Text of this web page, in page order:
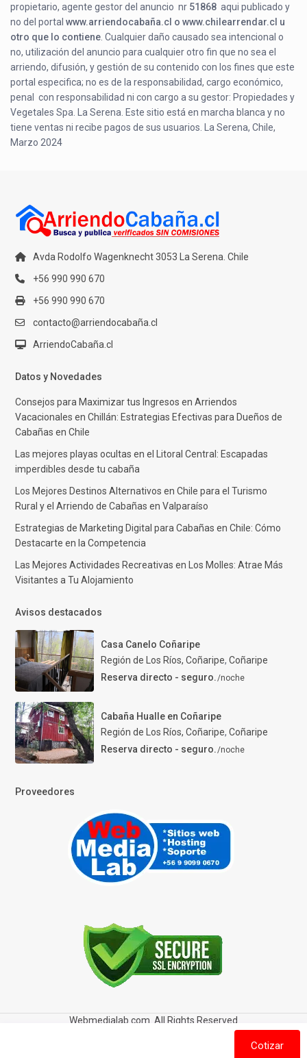
propietario, agente gestor del anuncio nr 51868 aqui publicado y
no del portalwww.arriendocabaña.cl o www.chilearrendar.cl u
otro que lo contiene . Cualquier daño causado sea intencional o
no, utilización del anuncio para cualquier otro fin que no sea el
arriendo, difusión, y gestión de su contenido con los fines que este
portal especifica; no es de la responsabilidad, cargo económico,
penal con responsabilidad ni con cargo a su gestor: Propiedades y
Vegetales Spa. La Serena. Este sitio está en marcha blanca y no
tiene ventas ni recibe pagos de sus usuarios. La Serena, Chile,
Marzo 2024
Avda Rodolfo Wagenknecht 3053 La Serena. Chile
+56 990 990 670
+56 990 990 670
contacto@arriendocabaña.cl
ArriendoCabaña.cl
Datos y Novedades
Consejos para Maximizar tus Ingresos en Arriendos
Vacacionales en Chillán: Estrategias Efectivas para Dueños de
Cabañas en Chile
Las mejores playas ocultas en el Litoral Central: Escapadas
imperdibles desde tu cabaña
Los Mejores Destinos Alternativos en Chile para el Turismo
Rural y el Arriendo de Cabañas en Valparaíso
Estrategias de Marketing Digital para Cabañas en Chile: Cómo
Destacarte en la Competencia
Las Mejores Actividades Recreativas en Los Molles: Atrae Más
Visitantes a Tu Alojamiento
Avisos destacados
Casa Canelo Coñaripe
Región de Los Ríos, Coñaripe, Coñaripe
Reserva directo - seguro./noche
Cabaña Hualle en Coñaripe
Región de Los Ríos, Coñaripe, Coñaripe
Reserva directo - seguro./noche
Proveedores
Webmedialab.com. All Rights Reserved
Política de privacidad
Política de Cookies
Cotizar